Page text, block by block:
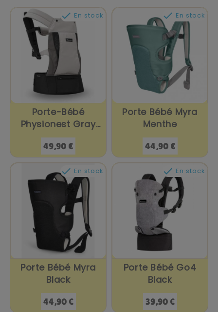
 En stock
Porte-Bébé
Physionest Gray
Mist
Prix
49,90 €
 En stock
Porte Bébé Myra
Menthe
Prix
44,90 €
 En stock
Porte Bébé Myra
Black
Prix
44,90 €
 En stock
Porte Bébé Go4
Black
Prix
39,90 €